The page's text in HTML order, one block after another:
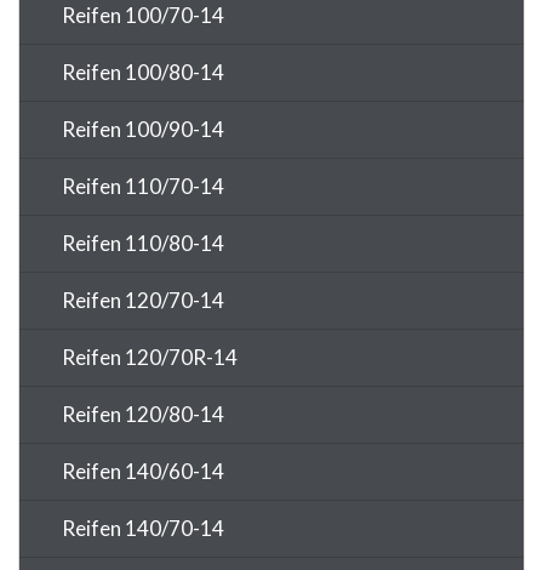
Reifen 100/70-14
Reifen 100/80-14
Reifen 100/90-14
Reifen 110/70-14
Reifen 110/80-14
Reifen 120/70-14
Reifen 120/70R-14
Reifen 120/80-14
Reifen 140/60-14
Reifen 140/70-14